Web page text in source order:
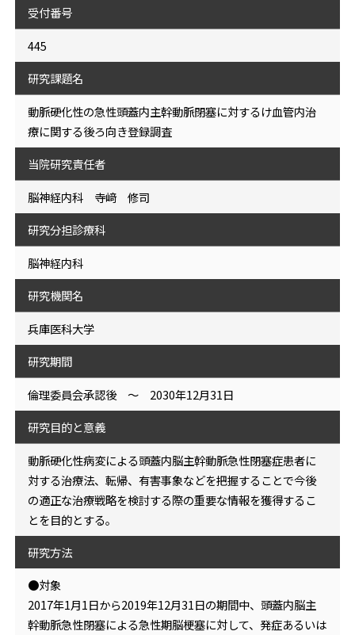
受付番号
445
研究課題名
動脈硬化性の急性頭蓋内主幹動脈閉塞に対するけ血管内治
療に関する後ろ向き登録調査
当院研究責任者
脳神経内科 寺﨑 修司
研究分担診療科
脳神経内科
研究機関名
兵庫医科大学
研究期間
倫理委員会承認後 ～ 2030年12月31日
研究目的と意義
動脈硬化性病変による頭蓋内脳主幹動脈急性閉塞症患者に
対する治療法、転帰、有害事象などを把握することで今後
の適正な治療戦略を検討する際の重要な情報を獲得するこ
とを目的とする。
研究方法
●対象
2017年1月1日から2019年12月31日の期間中、頭蓋内脳主
幹動脈急性閉塞による急性期脳梗塞に対して、発症あるいは